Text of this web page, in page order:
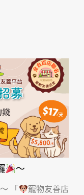
～
～ 「
寵物友善店